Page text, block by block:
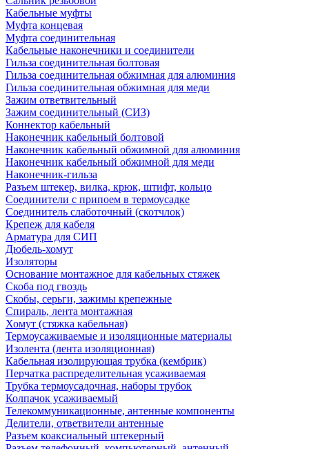
Кабельные муфты
Муфта концевая
Муфта соединительная
Кабельные наконечники и соединители
Гильза соединительная болтовая
Гильза соединительная обжимная для алюминия
Гильза соединительная обжимная для меди
Зажим ответвительный
Зажим соединительный (СИЗ)
Коннектор кабельный
Наконечник кабельный болтовой
Наконечник кабельный обжимной для алюминия
Наконечник кабельный обжимной для меди
Наконечник-гильза
Разъем штекер, вилка, крюк, штифт, кольцо
Соединители с припоем в термоусадке
Соединитель слаботочный (скотчлок)
Крепеж для кабеля
Арматура для СИП
Дюбель-хомут
Изоляторы
Основание монтажное для кабельных стяжек
Скоба под гвоздь
Скобы, серьги, зажимы крепежные
Спираль, лента монтажная
Хомут (стяжка кабельная)
Термоусаживаемые и изоляционные материалы
Изолента (лента изоляционная)
Кабельная изолирующая трубка (кембрик)
Перчатка распределительная усаживаемая
Трубка термоусадочная, наборы трубок
Колпачок усаживаемый
Телекоммуникационные, антенные компоненты
Делители, ответвители антенные
Разъем коаксиальный штекерный